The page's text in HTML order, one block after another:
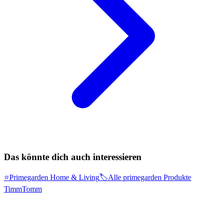
Das könnte dich auch interessieren
⭐Primegarden Home & Living🏷️Alle primegarden Produkte
TimmTomm